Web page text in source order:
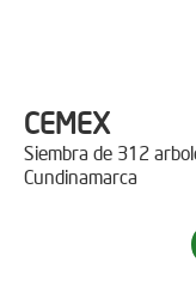
CEMEX
Siembra de 312
Cundinamarca